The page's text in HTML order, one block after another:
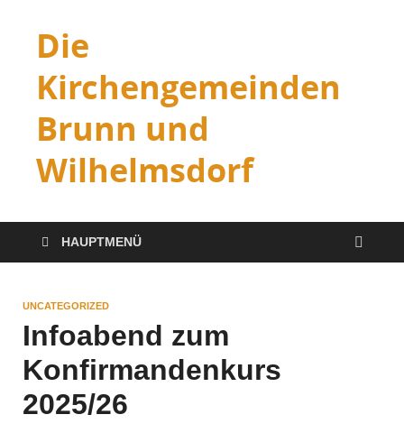
Die
Kirchengemeinden
Brunn und
Wilhelmsdorf
HAUPTMENÜ
UNCATEGORIZED
Infoabend zum
Konfirmandenkurs
2025/26